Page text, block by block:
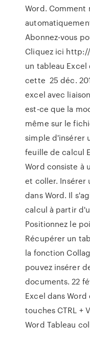
Word. Comment
Abonnez-vous
Cliquez ici
un tableau Excel
cette 25 déc.
excel avec
est-ce que la
même sur le
simple d'insérer
feuille de calcul
Word consiste à
et coller. Insérer
dans Word. Il
calcul à partir
Positionnez le
Récupérer un
la fonction
pouvez insérer
documents. 22
Excel dans
touches CTRL +
Word Tableau